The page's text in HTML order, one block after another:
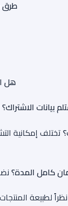
طرق
هل
بيانات الاشتراك؟
تختلف إمكانية
كامل المدة؟
نظراً لطبيعة